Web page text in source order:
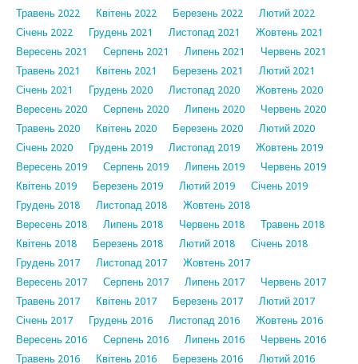
Травень 2022 Квітень 2022 Березень 2022
Лютий 2022
Січень 2022
Грудень 2021 Листопад 2021
Жовтень 2021
Вересень 2021
Серпень 2021 Липень 2021
Червень 2021
Травень 2021
Квітень 2021 Березень 2021
Лютий 2021
Січень 2021
Грудень 2020 Листопад 2020
Жовтень 2020
Вересень 2020
Серпень 2020 Липень 2020
Червень 2020
Травень 2020
Квітень 2020 Березень 2020
Лютий 2020
Січень 2020
Грудень 2019 Листопад 2019
Жовтень 2019
Вересень 2019
Серпень 2019 Липень 2019
Червень 2019
Квітень 2019
Березень 2019 Лютий 2019
Січень 2019
Грудень 2018
Листопад 2018
Жовтень 2018
Вересень 2018
Липень 2018 Червень 2018
Травень 2018
Квітень 2018
Березень 2018 Лютий 2018
Січень 2018
Грудень 2017
Листопад 2017
Жовтень 2017
Вересень 2017
Серпень 2017 Липень 2017
Червень 2017
Травень 2017
Квітень 2017 Березень 2017
Лютий 2017
Січень 2017
Грудень 2016 Листопад 2016
Жовтень 2016
Вересень 2016
Серпень 2016 Липень 2016
Червень 2016
Травень 2016
Квітень 2016 Березень 2016
Лютий 2016